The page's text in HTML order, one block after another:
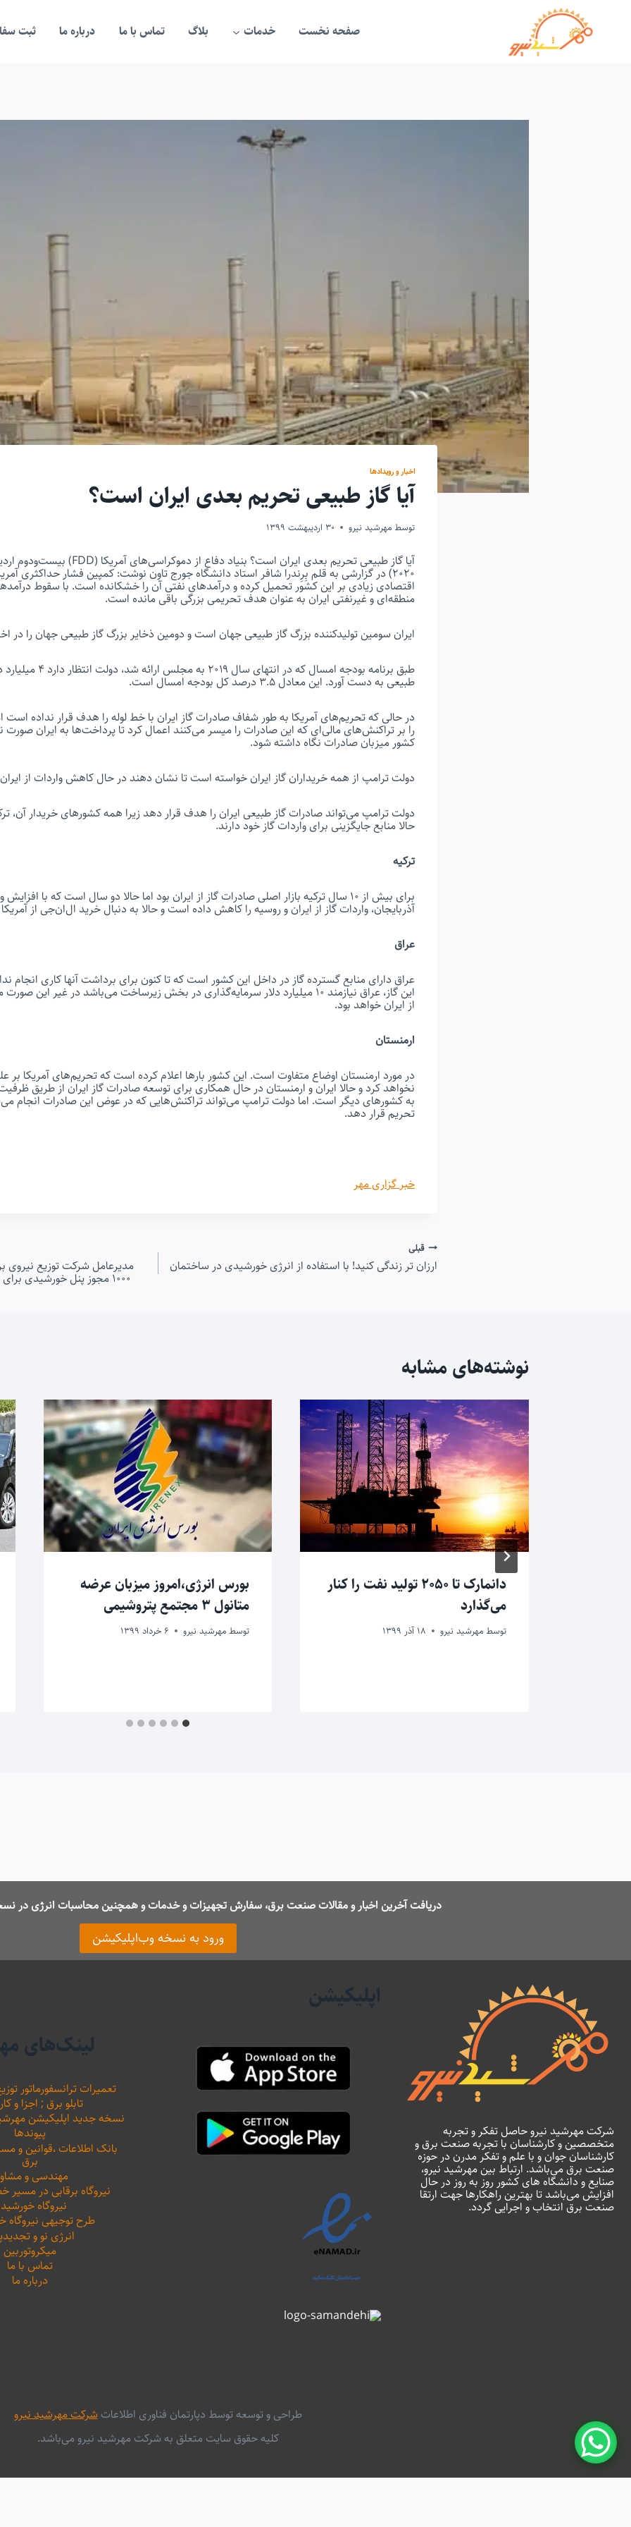
صفحه نخست خدمات بلاگ تماس با ما درباره ما ثبت
اخبار و رویدادها
آیا گاز طبیعی تحریم بعدی ایران است؟
توسط مهرشید نیرو 30 اردیبهشت 1399
۲۰۲۰) در گزارشی به قلم بِرِندرا شافر استاد دانشگاه جورج تاون نوشت: کمپین فشار حداکثری
اقتصادی زیادی بر این کشور تحمیل کرده و درآمدهای نفتی آن را خشکانده است. با سقوط
منطقه‌ای و غیرنفتی ایران به عنوان هدف تحریمی بزرگی باقی مانده است.
ایران سومین تولیدکننده بزرگ گاز طبیعی جهان است و دومین ذخایر بزرگ گاز طبیعی جهان را در
طبق برنامه بودجه امسال که در
طبیعی به دست آورد. این معادل ۳.۵ درصد کل بودجه امسال است.
در حالی که تحریم‌های آمریکا به طور شفاف صادرات گاز ایران با خط لوله را هدف قرار نداده است
را بر تراکنش‌های مالی‌ای که این صادرات را میسر می‌کنند اعمال کرد تا پرداخت‌ها به ایران صورت
کشور میزبان صادرات نگاه داشته شود.
دولت ترامپ از همه خریداران گاز ایران خواسته است تا نشان دهند در حال کاهش واردات از
دولت ترامپ می‌تواند صادرات گاز طبیعی ایران را هدف قرار دهد زیرا همه کشورهای خریدار آن،
حالا منابع جایگزینی برای واردات گاز خود دارند.
ترکیه
برای بیش از ۱۰ سال ترکیه بازار اصلی صادرات گاز از ایران بود اما حالا دو سال است که با
آذربایجان، واردات گاز از ایران و روسیه را کاهش داده است و حالا به دنبال خرید ال‌ان‌جی از
عراق
عراق دارای منابع گسترده گاز در داخل این کشور است که تا کنون برای برداشت آنها کاری انجام
این گاز، عراق نیازمند ۱۰ میلیارد دلار سرمایه‌گذاری در بخش زیرساخت می‌باشد در غیر این
از ایران خواهد بود.
ارمنستان
در مورد ارمنستان اوضاع متفاوت است. این کشور بارها اعلام کرده است که تحریم‌های آمریکا بر
نخواهد کرد و حالا ایران و ارمنستان در حال همکاری برای توسعه صادرات گاز ایران از طریق
به کشورهای دیگر است. اما دولت ترامپ می‌تواند تراکنش‌هایی که در عوض این صادرات انجام
تحریم قرار دهد.
خبر گزاری مهر
راهبری
قبلی
ارزان تر زندگی کنید! با استفاده از انرژی خورشیدی در ساختمان مدیرعامل شرکت توزیع نیروی
۱۰۰۰ مجوز پنل خورشیدی برای خانواده های نیازمند هستیم.
نوشته‌های مشابه
دانمارک تا ۲۰۵۰ تولید نفت را کنار
می‌گذارد
توسط مهرشید نیرو 18 آذر 1399
بورس انرژی،امروز میزبان عرضه
متانول ۳ مجتمع پتروشیمی
توسط مهرشید نیرو 6 خرداد 1399
دریافت آخرین اخبار و مقالات صنعت برق، سفارش تجهیزات و خدمات و همچنین محاسبات انرژی در
ورود به نسخه وب‌اپلیکیشن
شرکت مهرشید نیرو حاصل تفکر و تجربه
متخصصین و کارشناسان با تجربه صنعت برق و
کارشناسان جوان و با علم و تفکر مدرن در حوزه
صنعت برق می‌باشد. ارتباط بین مهرشید نیرو،
صنایع و دانشگاه های کشور روز به روز در حال
افزایش می‌باشد تا بهترین راهکارها جهت ارتقا
صنعت برق انتخاب و اجرایی گردد.
اپلیکیشن
لینک‌های
تعمیرات ترانسفورماتور
تابلو برق ; اجزا و
نسخه جدید اپلیکیشن مهرشید
پیوندها
بانک اطلاعات ،‌قوانین و
برق
مهندسی و
نیروگاه برقابی در مسیر
نیروگاه
طرح توجیهی نیروگاه
انرژی نو و
میکروتوربین
تماس با ما
درباره ما
طراحی و توسعه توسط دپارتمان فناوری اطلاعاتشرکت مهرشید نیرو
کلیه حقوق سایت متعلق به شرکت مهرشید نیرو می‌باشد.